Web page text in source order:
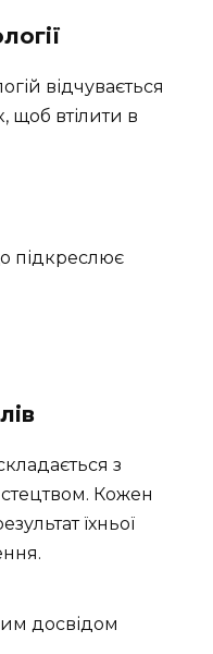
відчувається
щоб втілити в
підкреслює
з
Кожен
їхньої
досвідом